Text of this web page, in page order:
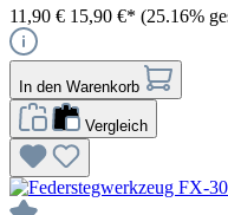
11,90 € 15,90 €* (25.16%
In den Warenkorb
Vergleich